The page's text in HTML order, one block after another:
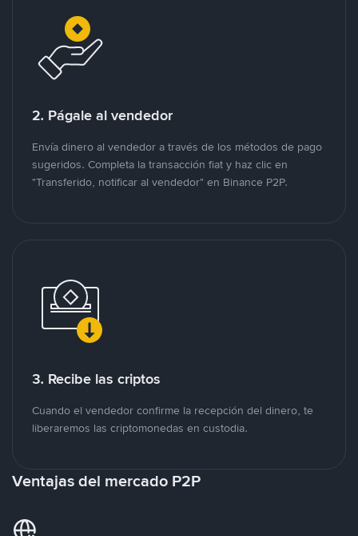
2. Págale al vendedor
Envía dinero al vendedor a través de los métodos de pago
sugeridos. Completa la transacción fiat y haz clic en
"Transferido, notificar al vendedor" en Binance P2P.
3. Recibe las criptos
Cuando el vendedor confirme la recepción del dinero, te
liberaremos las criptomonedas en custodia.
Ventajas del mercado P2P